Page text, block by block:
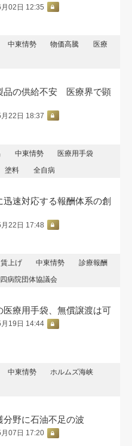
02日 12:35
中東情勢 物価高騰
医療
品の供給不安 医療界で顕
22日 18:37
中東情勢
医療用手袋
塗料 全自病
迅速対応する報酬体系の創
22日 17:48
賃上げ 中東情勢
診療報酬
四病院団体協議会
医療用手袋、無償譲渡は可
19日 14:44
中東情勢
ホルムズ海峡
分野に石油不足の波
07日 17:20